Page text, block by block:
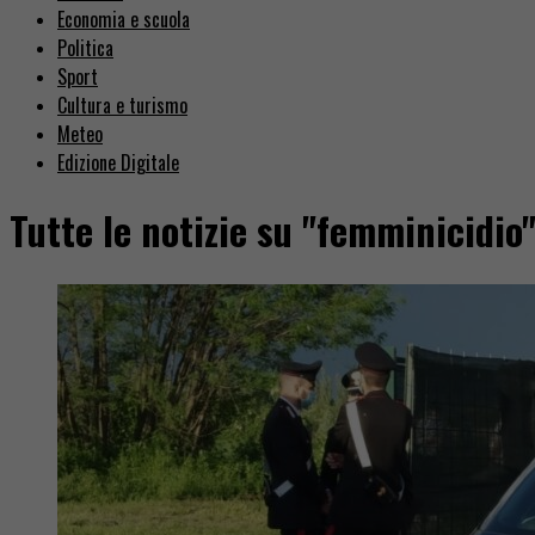
Economia e scuola
Politica
Sport
Cultura e turismo
Meteo
Edizione Digitale
Tutte le notizie su "femminicidio"